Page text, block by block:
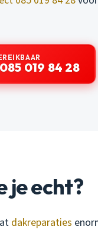
019 84 28
je echt?
dakreparaties